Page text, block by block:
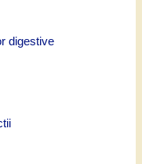
digestive